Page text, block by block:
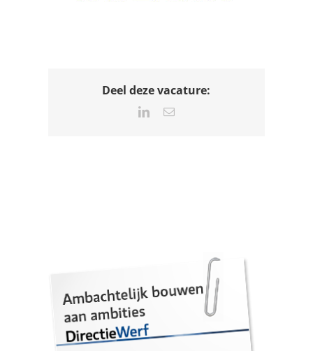
Deel deze vacature:
LinkedIn
E-